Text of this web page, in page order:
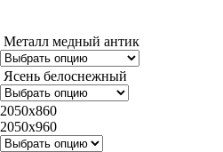
Металл медный антик
Ясень белоснежный
2050х860
2050х960